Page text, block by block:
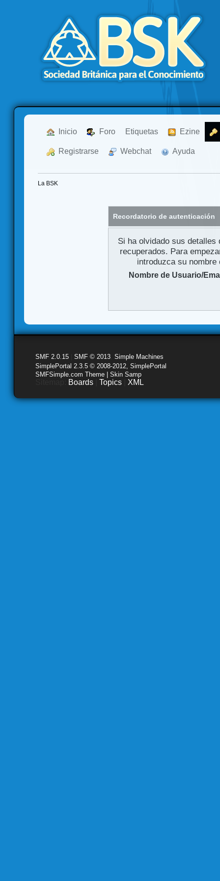
Inicio Foro Etiquetas Ezine
Registrarse Webchat Ayuda
La BSK
Recordatorio de autenticación
Si ha olvidado sus
recuperados. Para
introduzca su
Nombre de Usuario/
SMF 2.0.15 SMF © 2013 Simple Machines
SimplePortal 2.3.5 © 2008-2012, SimplePortal
SMFSimple.com Theme | Skin Samp
Boards Topics XML